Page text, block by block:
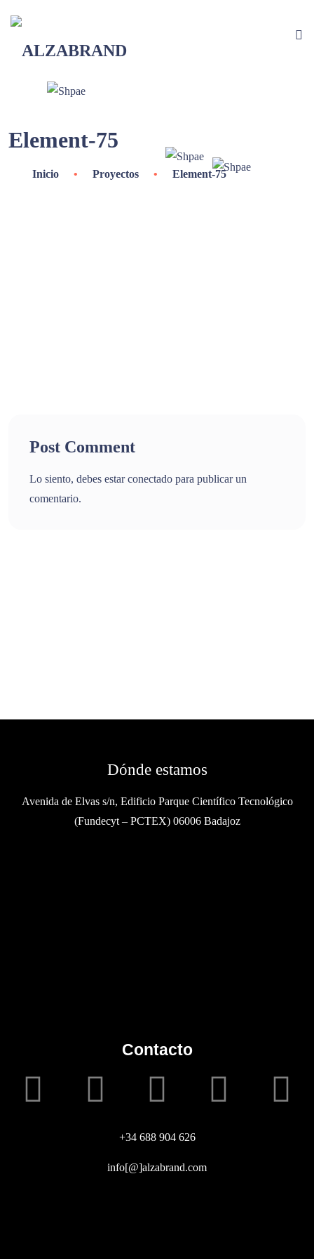
Element-75
Inicio • Proyectos • Element-75
Post Comment
Lo siento, debes estarconectado para publicar un
comentario.
Dónde estamos
Avenida de Elvas s/n, Edificio Parque Científico Tecnológico
(Fundecyt – PCTEX) 06006 Badajoz
Contacto
+34 688 904 626
info[@]alzabrand.com